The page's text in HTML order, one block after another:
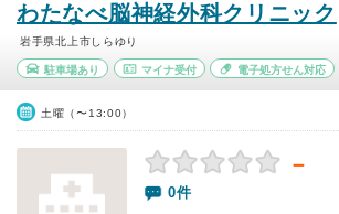
わたなべ脳神経外科クリニック
岩手県北上市しらゆり
駐車場あり マイナ受付 電子処方せん対応
土曜（〜13:00）
－
0件